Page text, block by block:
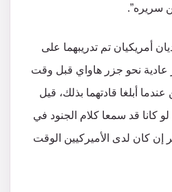
أمريكيان تم تدريبهما على
عادية نحو جزر هاواي قبل وقت
أبلغا قادتهما بذلك، قيل
كانا قد سمعا كلام الجنود في
كان لدى الأميركيين الوقت